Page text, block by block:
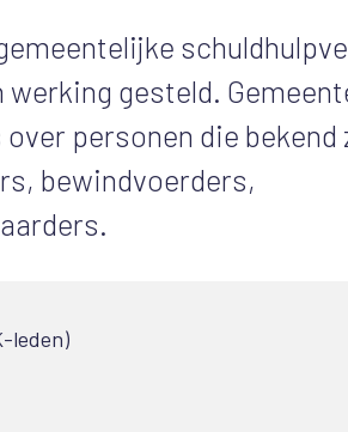
gesteld.
personen die bekend
bewindvoerders,
leden)